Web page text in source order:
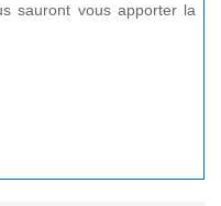
sauront vous apporter la